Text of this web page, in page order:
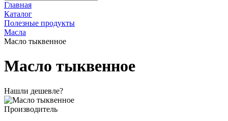
Главная
Каталог
Полезные продукты
Масла
Масло тыквенное
Масло тыквенное
Нашли дешевле?
Производитель